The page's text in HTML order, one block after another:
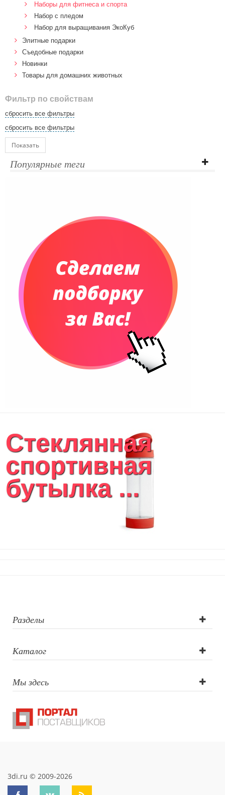
Наборы для фитнеса и спорта
Набор с пледом
Набор для выращивания ЭкоКуб
Элитные подарки
Cъедобные подарки
Новинки
Товары для домашних животных
Фильтр по свойствам
сбросить все фильтры
сбросить все фильтры
Показать
Популярные теги
Стеклянная
спортивная
бутылка ...
Разделы
Каталог
Мы здесь
3di.ru © 2009-2026